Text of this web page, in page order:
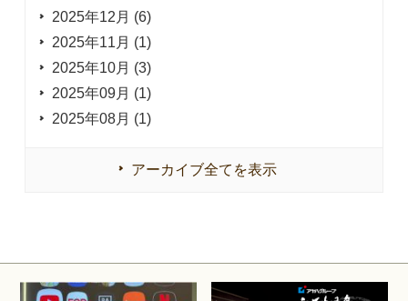
2025年12月 (6)
2025年11月 (1)
2025年10月 (3)
2025年09月 (1)
2025年08月 (1)
アーカイブ全てを表示